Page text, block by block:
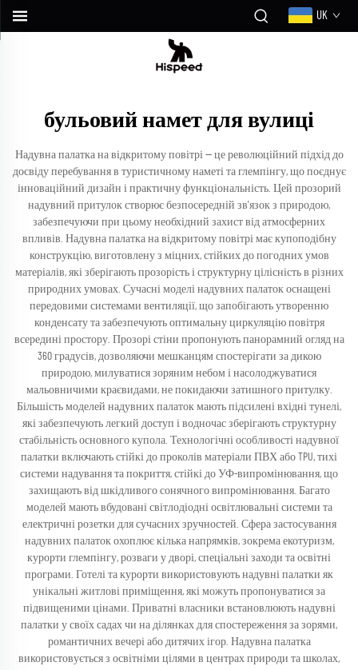
UK
бульовий намет для вулиці
Надувна палатка на відкритому повітрі — це революційний підхід до
досвіду перебування в туристичному наметі та глемпінгу, що поєднує
інноваційний дизайн і практичну функціональність. Цей прозорий
надувний притулок створює безпосередній зв'язок з природою,
забезпечуючи при цьому необхідний захист від атмосферних
впливів. Надувна палатка на відкритому повітрі має купоподібну
конструкцію, виготовлену з міцних, стійких до погодних умов
матеріалів, які зберігають прозорість і структурну цілісність в різних
природних умовах. Сучасні моделі надувних палаток оснащені
передовими системами вентиляції, що запобігають утворенню
конденсату та забезпечують оптимальну циркуляцію повітря
всередині простору. Прозорі стіни пропонують панорамний огляд на
360 градусів, дозволяючи мешканцям спостерігати за дикою
природою, милуватися зоряним небом і насолоджуватися
мальовничими краєвидами, не покидаючи затишного притулку.
Більшість моделей надувних палаток мають підсилені вхідні тунелі,
які забезпечують легкий доступ і водночас зберігають структурну
стабільність основного купола. Технологічні особливості надувної
палатки включають стійкі до проколів матеріали ПВХ або TPU, тихі
системи надування та покриття, стійкі до УФ-випромінювання, що
захищають від шкідливого сонячного випромінювання. Багато
моделей мають вбудовані світлодіодні освітлювальні системи та
електричні розетки для сучасних зручностей. Сфера застосування
надувних палаток охоплює кілька напрямків, зокрема екотуризм,
курорти глемпінгу, розваги у дворі, спеціальні заходи та освітні
програми. Готелі та курорти використовують надувні палатки як
унікальні житлові приміщення, які можуть пропонуватися за
підвищеними цінами. Приватні власники встановлюють надувні
палатки у своїх садах чи на ділянках для спостереження за зорями,
романтичних вечері або дитячих ігор. Надувна палатка
використовується з освітніми цілями в центрах природи та школах,